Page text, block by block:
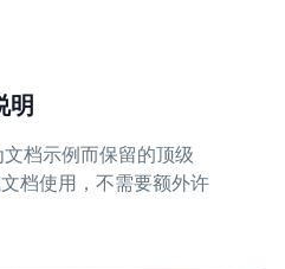
明
档示例而保留的顶级
档使用，不需要额外许